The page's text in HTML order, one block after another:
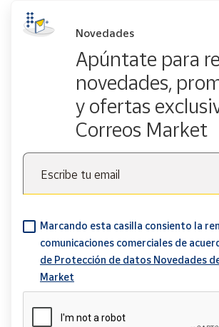
Novedades
Apúntate para
novedades,
y ofertas
Correos Market
Escribe tu email
Marcando esta casilla consiento la
comunicaciones comerciales de
de Protección de datos Novedades
Market